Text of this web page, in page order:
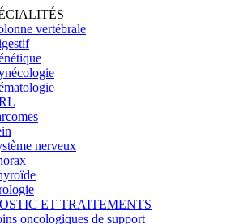
vertébrale
nerveux
ET TRAITEMENTS
oncologiques de support